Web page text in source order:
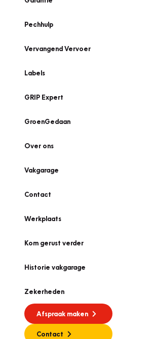
Pechhulp
Vervangend Vervoer
Labels
GRIP Expert
GroenGedaan
Over ons
Vakgarage
Contact
Werkplaats
Kom gerust verder
Historie vakgarage
Zekerheden
Afspraak maken
Contact